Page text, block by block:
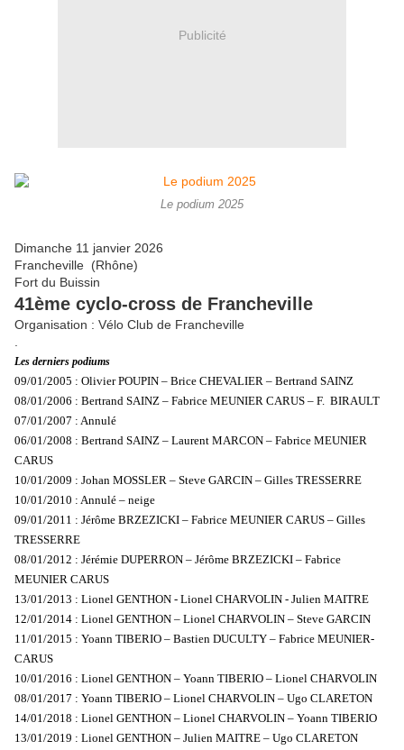
Publicité
Le podium 2025
Dimanche 11 janvier 2026
Francheville (Rhône)
Fort du Buissin
41ème cyclo-cross de Francheville
Organisation : Vélo Club de Francheville
Les derniers podiums
09/01/2005 : Olivier POUPIN – Brice CHEVALIER – Bertrand SAINZ
08/01/2006 : Bertrand SAINZ – Fabrice MEUNIER CARUS – F. BIRAULT
07/01/2007 : Annulé
06/01/2008 : Bertrand SAINZ – Laurent MARCON – Fabrice MEUNIER
CARUS
10/01/2009 : Johan MOSSLER – Steve GARCIN – Gilles TRESSERRE
10/01/2010 : Annulé – neige
09/01/2011 : Jérôme BRZEZICKI – Fabrice MEUNIER CARUS – Gilles
TRESSERRE
08/01/2012 : Jérémie DUPERRON – Jérôme BRZEZICKI – Fabrice
MEUNIER CARUS
13/01/2013 : Lionel GENTHON - Lionel CHARVOLIN - Julien MAITRE
12/01/2014 : Lionel GENTHON – Lionel CHARVOLIN – Steve GARCIN
11/01/2015 : Yoann TIBERIO – Bastien DUCULTY – Fabrice MEUNIER-
CARUS
10/01/2016 : Lionel GENTHON – Yoann TIBERIO – Lionel CHARVOLIN
08/01/2017 : Yoann TIBERIO – Lionel CHARVOLIN – Ugo CLARETON
14/01/2018 : Lionel GENTHON – Lionel CHARVOLIN – Yoann TIBERIO
13/01/2019 : Lionel GENTHON – Julien MAITRE – Ugo CLARETON